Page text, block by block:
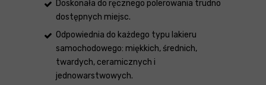
Doskonała do ręcznego polerowania trudno
dostępnych miejsc.
Odpowiednia do każdego typu lakieru
samochodowego: miękkich, średnich,
twardych, ceramicznych i
jednowarstwowych.